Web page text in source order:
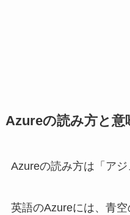
Azureの読み方と意
Azureの読み方は「アジ
英語のAzureには、青